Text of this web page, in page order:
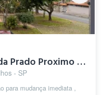
Alugo Quarto Jd Almeida Prado Proximo ao...
- SP
para mudança imediata ,